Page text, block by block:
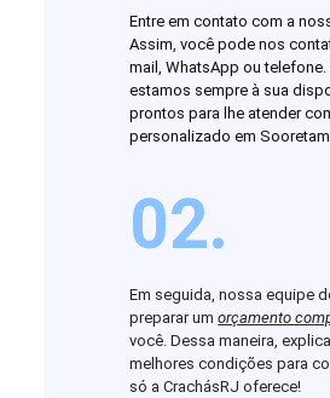
Entre em contato com a
Assim, você pode nos
mail, WhatsApp ou telefone.
estamos sempre à sua
prontos para lhe atender
personalizado em
02.
Em seguida, nossa equipe
preparar umorçamento
você. Dessa maneira,
melhores condições para
só a CrachásRJ oferece!